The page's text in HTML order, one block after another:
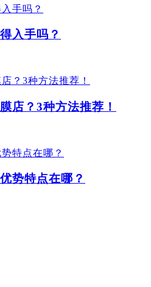
入手吗？
店？3种方法推荐！
势特点在哪？